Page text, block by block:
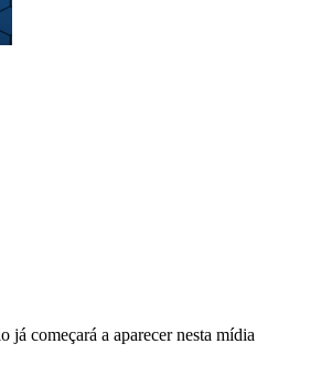
já começará a aparecer nesta mídia